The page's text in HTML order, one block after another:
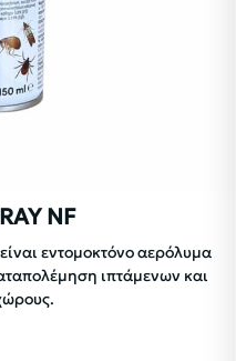
NF
εντομοκτόνο αερόλυμα
ιπτάμενων και